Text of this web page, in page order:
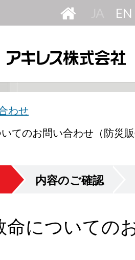
本
語
わせ
てのお問い合わせ（防災
内容のご確認
命についての